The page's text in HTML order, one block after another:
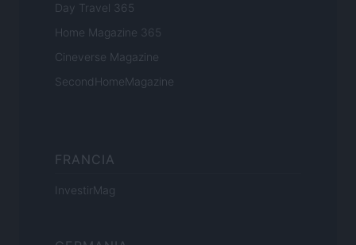
Day Travel 365
Home Magazine 365
Cineverse Magazine
SecondHomeMagazine
FRANCIA
InvestirMag